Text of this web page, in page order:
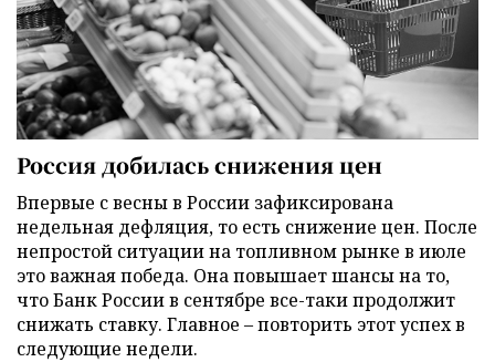
Россия добилась снижения цен
Впервые с весны в России зафиксирована
недельная дефляция, то есть снижение цен. После
непростой ситуации на топливном рынке в июле
это важная победа. Она повышает шансы на то,
что Банк России в сентябре все-таки продолжит
снижать ставку. Главное – повторить этот успех в
следующие недели.